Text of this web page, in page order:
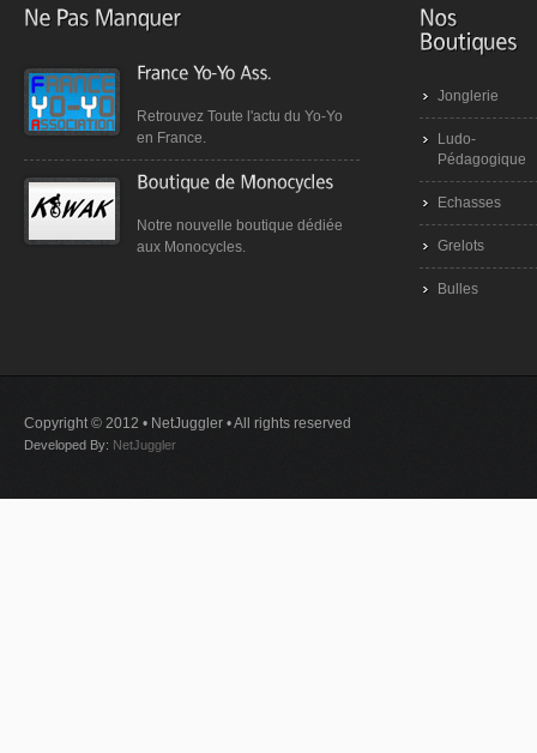
Retrouvez Toute l'actu du Yo-Yo
en France.
Notre nouvelle boutique dédiée
aux Monocycles.
Jonglerie
Ludo-
Pédagogique
Echasses
Grelots
Bulles
Copyright © 2012 • NetJuggler • All rights reserved
Developed By: NetJuggler